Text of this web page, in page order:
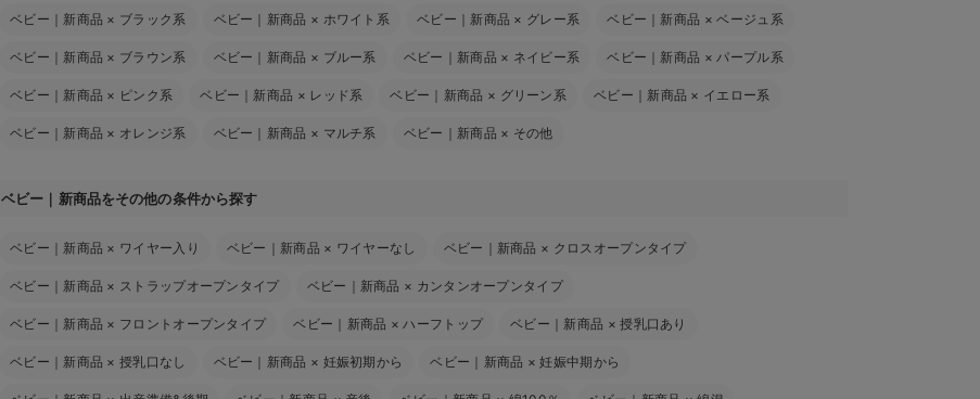
ベビー｜新商品 × ブラック系 ベビー｜新商品 × ホワイト系 ベビー｜新商品 × グレー系 ベビー｜新商品 ×ベージュ系
ベビー｜新商品 × ブラウン系 ベビー｜新商品 × ブルー系 ベビー｜新商品 × ネイビー系 ベビー｜新商品 × パープル系
ベビー｜新商品 × ピンク系 ベビー｜新商品 × レッド系 ベビー｜新商品 × グリーン系 ベビー｜新商品 × イエロー系
ベビー｜新商品 × オレンジ系 ベビー｜新商品 × マルチ系 ベビー｜新商品 × その他
ベビー｜新商品をその他の条件から探す
ベビー｜新商品 × ワイヤー入り ベビー｜新商品 × ワイヤーなし ベビー｜新商品 × クロスオープンタイプ
ベビー｜新商品 × ストラップオープンタイプ ベビー｜新商品 × カンタンオープンタイプ
ベビー｜新商品 × フロントオープンタイプ ベビー｜新商品 × ハーフトップ ベビー｜新商品 ×授乳口あり
ベビー｜新商品 ×授乳口なし ベビー｜新商品 × 妊娠初期から ベビー｜新商品 ×妊娠中期から